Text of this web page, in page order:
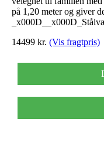
på 1,20 meter og giver
14499 kr. (Vis fragtpris)